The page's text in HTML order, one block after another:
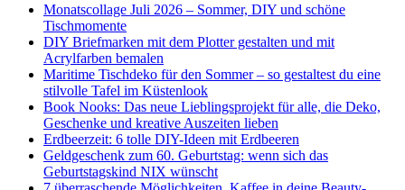
Monatscollage Juli 2026 – Sommer, DIY und schöne
Tischmomente
DIY Briefmarken mit dem Plotter gestalten und mit
Acrylfarben bemalen
Maritime Tischdeko für den Sommer – so gestaltest du eine
stilvolle Tafel im Küstenlook
Book Nooks: Das neue Lieblingsprojekt für alle, die Deko,
Geschenke und kreative Auszeiten lieben
Erdbeerzeit: 6 tolle DIY-Ideen mit Erdbeeren
Geldgeschenk zum 60. Geburtstag: wenn sich das
Geburtstagskind NIX wünscht